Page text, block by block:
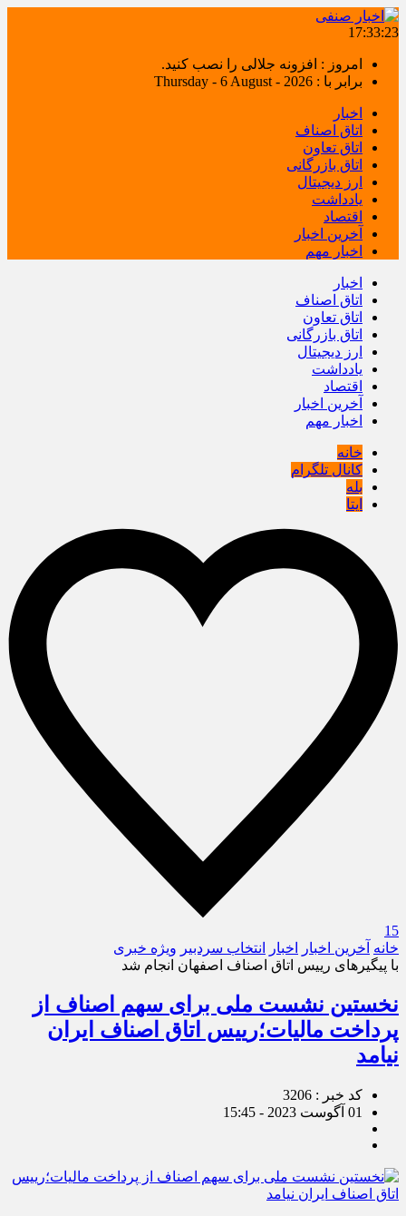
17:33:23
امروز : افزونه جلالی را نصب کنید.
برابر با : Thursday - 6 August - 2026
اخبار
اتاق اصناف
اتاق تعاون
اتاق بازرگانی
ارز دیجیتال
یادداشت
اقتصاد
آخرین اخبار
اخبار مهم
اخبار
اتاق اصناف
اتاق تعاون
اتاق بازرگانی
ارز دیجیتال
یادداشت
اقتصاد
آخرین اخبار
اخبار مهم
خانه
کانال تلگرام
بله
ایتا
15
خانه آخرین اخبار اخبار انتخاب سردبیر ویژه خبری
با پیگیرهای رییس اتاق اصناف اصفهان انجام شد
نخستین نشست ملی برای سهم اصناف از
پرداخت مالیات؛رییس اتاق اصناف ایران
نیامد
کد خبر : 3206
01 آگوست 2023 - 15:45